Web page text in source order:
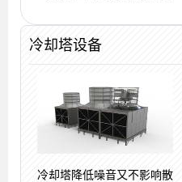
骤)
冷却塔设备
冷却塔降低噪音又不影响散